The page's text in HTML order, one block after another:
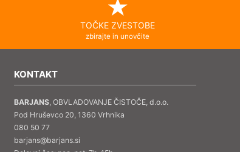
TOČKE ZVESTOBE
zbirajte in unovčite
KONTAKT
BARJANS , OBVLADOVANJE ČISTOČE, d.o.o.
Pod Hruševco 20, 1360 Vrhnika
080 50 77
barjans@barjans.si